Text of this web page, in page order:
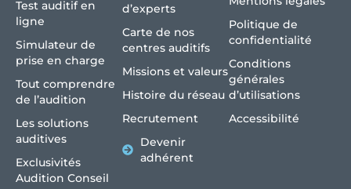
Test auditif en
ligne
Simulateur de
prise en charge
Tout comprendre
de l’audition
Les solutions
auditives
Exclusivités
Audition Conseil
d’experts
Carte de nos
centres auditifs
Missions et valeurs
Histoire du réseau
Recrutement
Devenir
adhérent
Politique de
confidentialité
Conditions
générales
d’utilisations
Accessibilité